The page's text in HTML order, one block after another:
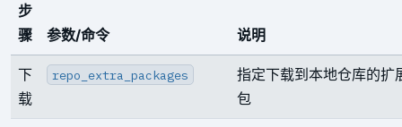
步
骤
参数/命令 说明
下
载
repo_extra_packages
指定下载到本地仓库的扩
包